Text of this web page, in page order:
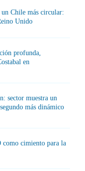
Chile más circular:
Unido
profunda,
en
sector muestra un
más dinámico
cimiento para la